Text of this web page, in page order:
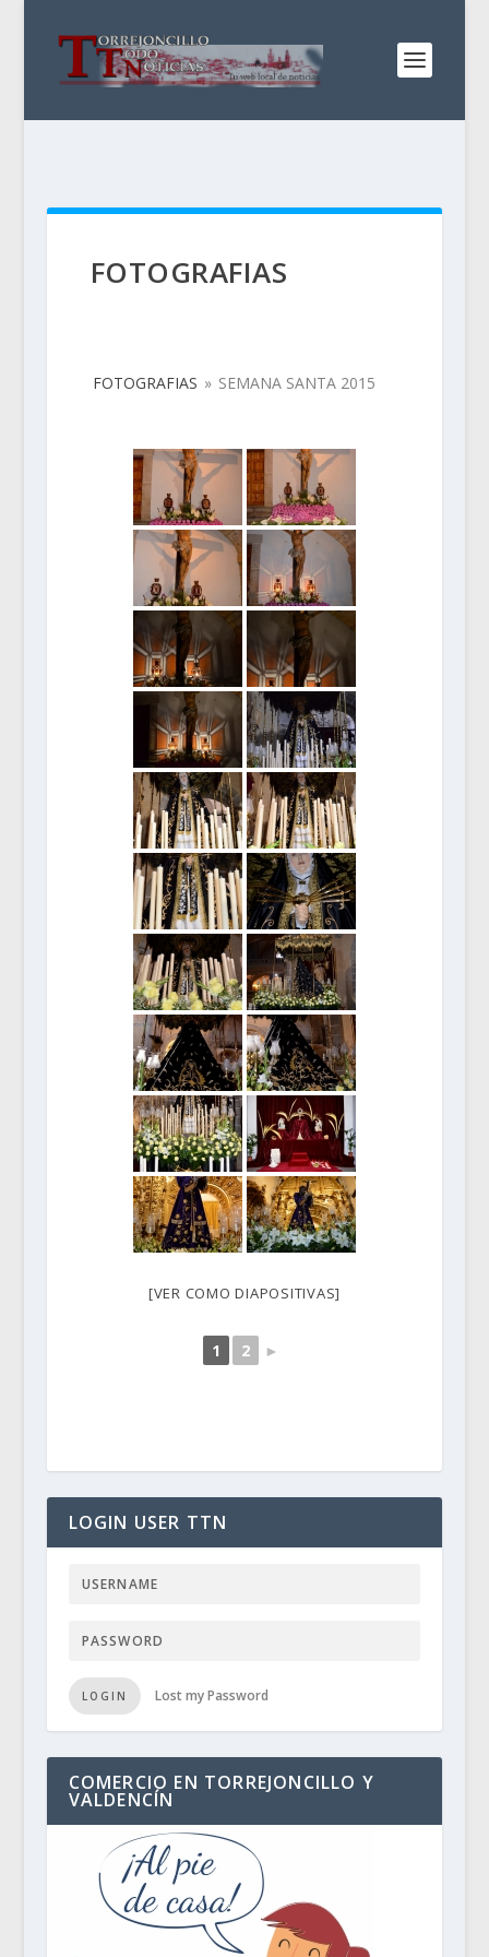
FOTOGRAFIAS
FOTOGRAFIAS » SEMANA SANTA 2015
[VER COMO DIAPOSITIVAS]
1 2 ►
LOGIN USER TTN
LOGIN Lost my Password
COMERCIO EN TORREJONCILLO Y
VALDENCÍN